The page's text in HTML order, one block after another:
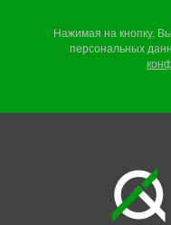
Нажимая на кнопку,
персональных